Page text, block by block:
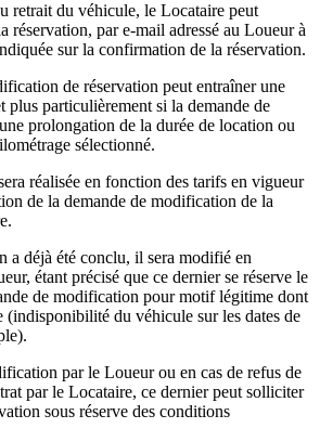
retrait du véhicule, le Locataire peut
réservation, par e-mail adressé au Loueur à
sur la confirmation de la réservation.
de réservation peut entraîner une
particulièrement si la demande de
prolongation de la durée de location ou
sélectionné.
réalisée en fonction des tarifs en vigueur
de la demande de modification de la
a déjà été conclu, il sera modifié en
étant précisé que ce dernier se réserve le
de modification pour motif légitime dont
du véhicule sur les dates de
par le Loueur ou en cas de refus de
par le Locataire, ce dernier peut solliciter
sous réserve des conditions